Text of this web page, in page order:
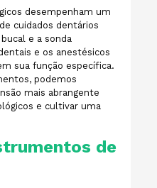
desempenham um
cuidados dentários
e a sonda
e os anestésicos
sua função específica.
podemos
mais abrangente
e cultivar uma
de